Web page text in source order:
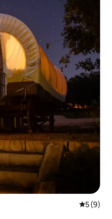
5 (9)